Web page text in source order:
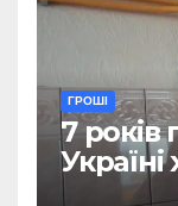
ГРОШІ
7 років
Україні